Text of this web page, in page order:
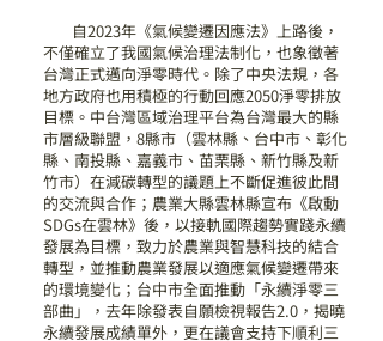
自2023年《氣候變遷因應法》上路後，
不僅確立了我國氣候治理法制化，也象徵著
台灣正式邁向淨零時代。除了中央法規，各
地方政府也用積極的行動回應2050淨零排放
目標。中台灣區域治理平台為台灣最大的縣
市層級聯盟，8縣市（雲林縣、台中市、彰化
縣、南投縣、嘉義市、苗栗縣、新竹縣及新
竹市）在減碳轉型的議題上不斷促進彼此間
的交流與合作；農業大縣雲林縣宣布《啟動
SDGs在雲林》後，以接軌國際趨勢實踐永續
發展為目標，致力於農業與智慧科技的結合
轉型，並推動農業發展以適應氣候變遷帶來
的環境變化；台中市全面推動「永續淨零三
部曲」，去年除發表自願檢視報告2.0，揭曉
永續發展成績單外，更在議會支持下順利三